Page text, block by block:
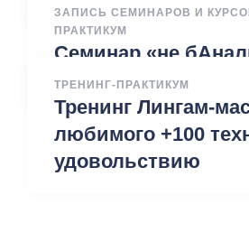
ЗАПИСЬ СЕМИНАРОВ И
ПРАКТИКУМ
Семинар «не
секс»
ТРЕНИНГ-ПРАКТИКУМ
Тренинг Лингам-
любимого +100
удовольствию